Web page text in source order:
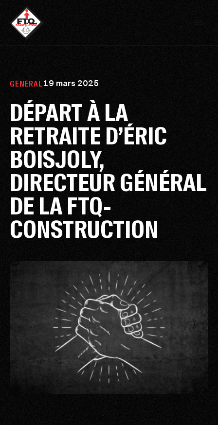
GÉNÉRAL 19 mars 2025
DÉPART À LA
RETRAITE D’ÉRIC
BOISJOLY,
DIRECTEUR GÉNÉRAL
DE LA FTQ-
CONSTRUCTION